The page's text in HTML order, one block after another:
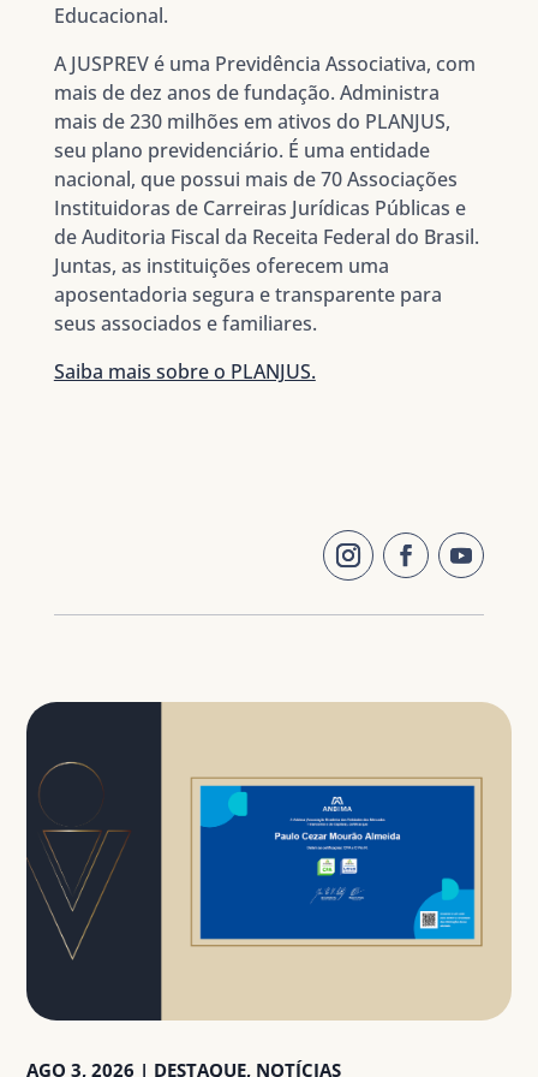
Educacional.
A JUSPREV é uma Previdência Associativa, com
mais de dez anos de fundação. Administra
mais de 230 milhões em ativos do PLANJUS,
seu plano previdenciário. É uma entidade
nacional, que possui mais de 70 Associações
Instituidoras de Carreiras Jurídicas Públicas e
de Auditoria Fiscal da Receita Federal do Brasil.
Juntas, as instituições oferecem uma
aposentadoria segura e transparente para
seus associados e familiares.
Saiba mais sobre o PLANJUS.
AGO 3, 2026 | DESTAQUE, NOTÍCIAS